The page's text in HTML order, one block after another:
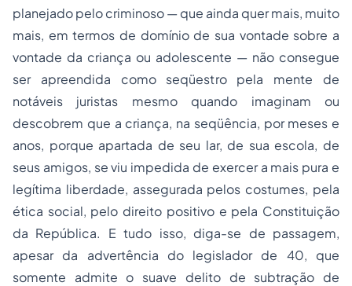
planejado pelo criminoso — que ainda quer mais, muito
mais, em termos de domínio de sua vontade sobre a
vontade da criança ou adolescente — não consegue
ser apreendida como seqüestro pela mente de
notáveis juristas mesmo quando imaginam ou
descobrem que a criança, na seqüência, por meses e
anos, porque apartada de seu lar, de sua escola, de
seus amigos, se viu impedida de exercer a mais pura e
legítima liberdade, assegurada pelos costumes, pela
ética social, pelo direito positivo e pela Constituição
da República. E tudo isso, diga-se de passagem,
apesar da advertência do legislador de 40, que
somente admite o suave delito de subtração de